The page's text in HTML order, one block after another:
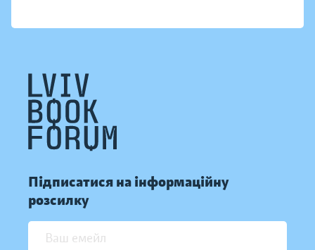
Підписатися на інформаційну
розсилку